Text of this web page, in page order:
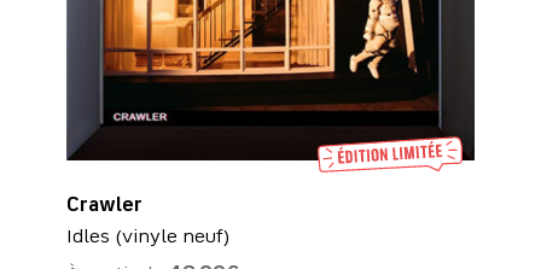
Crawler
Idles (vinyle neuf)